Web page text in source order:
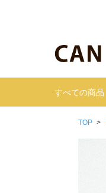
すべての商品
TOP